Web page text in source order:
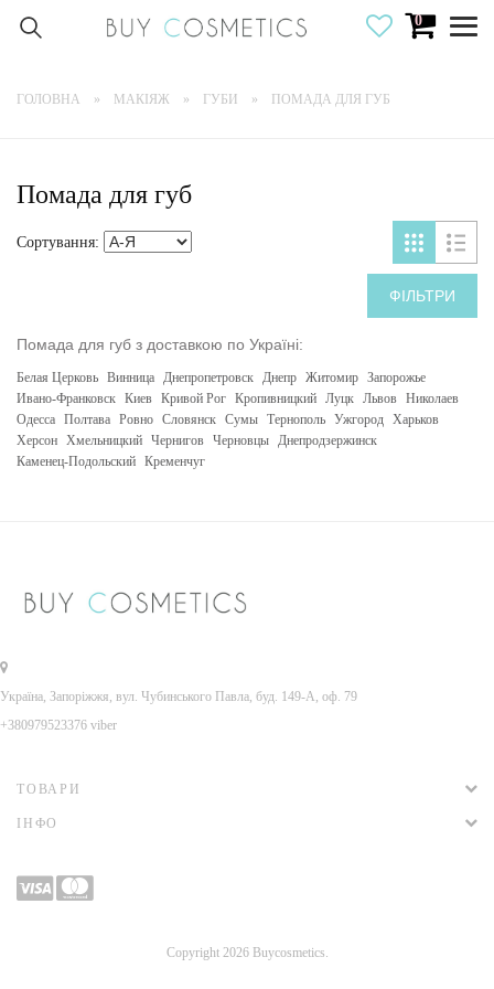
0
ГОЛОВНА МАКІЯЖ ГУБИ ПОМАДА ДЛЯ ГУБ
Помада для губ
Сортування:
ФІЛЬТРИ
Помада для губ з доставкою по Україні:
Белая Церковь Винница Днепропетровск Днепр Житомир Запорожье
Ивано-Франковск Киев Кривой Рог Кропивницкий Луцк Львов Николаев
Одесса Полтава Ровно Словянск Сумы Тернополь Ужгород Харьков
Херсон Хмельницкий Чернигов Черновцы Днепродзержинск
Каменец-Подольский Кременчуг
Україна, Запоріжжя, вул. Чубинського Павла, буд. 149-А, оф. 79
+380979523376 viber
ТОВАРИ
ІНФО
Copyright 2026 Buycosmetics.